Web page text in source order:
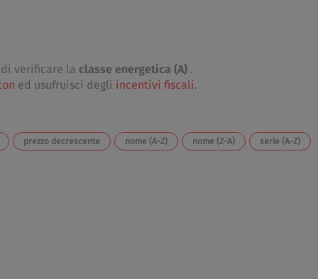
verificare la classe energetica (A) .
ed usufruisci degli incentivi fiscali.
prezzo decrescente nome (A-Z) nome (Z-A) serie (A-Z)